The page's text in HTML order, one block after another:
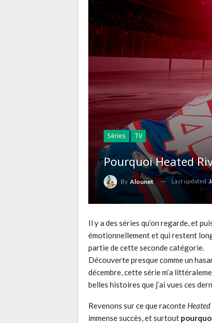
Séries TV
Pourquoi Heated
By Alounet Last updated
Il y a des séries qu’on regarde, et
émotionnellement et qui restent
partie de cette seconde catégorie.
Découverte presque comme un
décembre, cette série m’a
belles histoires que j’ai vues ces
Revenons sur ce que raconte
immense succès, et surtout